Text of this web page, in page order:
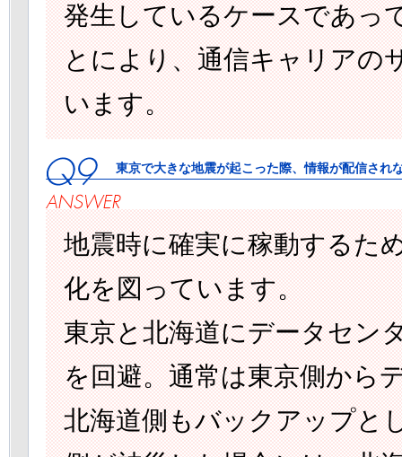
発生しているケースであっ
とにより、通信キャリアの
います。
東京で大きな地震が起こった際、情報が配信され
地震時に確実に稼動するた
化を図っています。
東京と北海道にデータセン
を回避。通常は東京側から
北海道側もバックアップと